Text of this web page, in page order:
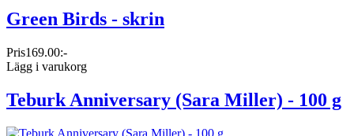
Green Birds - skrin
Pris169.00:-
Lägg i varukorg
Teburk Anniversary (Sara Miller) - 100 g